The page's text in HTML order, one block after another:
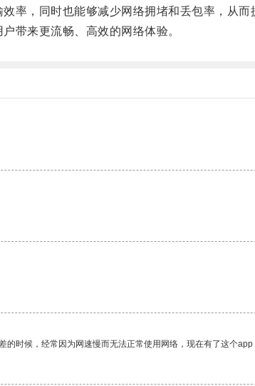
，同时也能够减少网络拥堵和丢包率，从而
带来更流畅、高效的网络体验。
时候，经常因为网速慢而无法正常使用网络，现在有了这个app